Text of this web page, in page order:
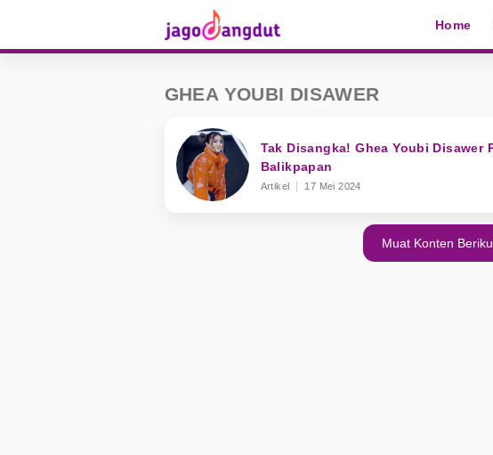
Home
GHEA YOUBI DISAWER
Tak Disangka! Ghea Youbi Disawer
Balikpapan
Artikel 17 Mei 2024
Muat Konten